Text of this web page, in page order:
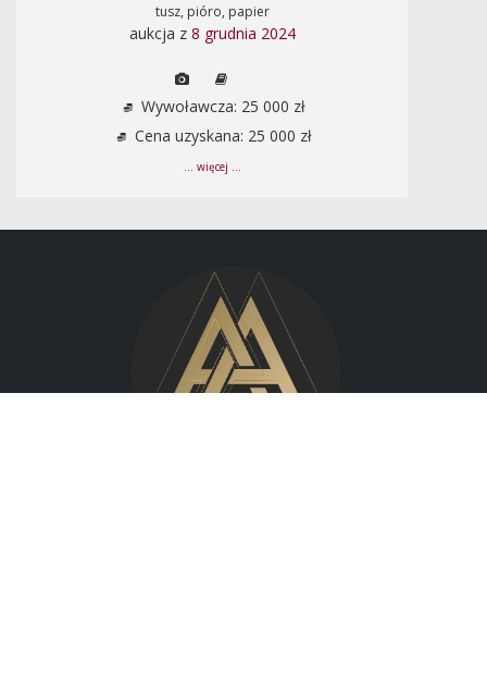
tusz, pióro, papier
aukcja z 8 grudnia 2024
Wywoławcza: 25 000 zł
Cena uzyskana: 25 000 zł
... więcej ...